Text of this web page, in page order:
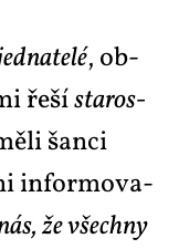
, ob­
ře­šísta­ros­
šan­ci
in­for­mo­va­
že všech­ny